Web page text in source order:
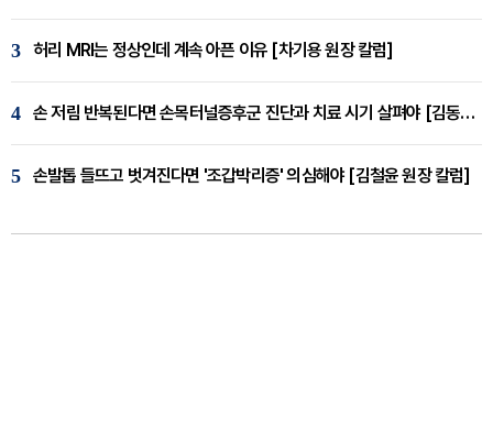
3 허리 MRI는 정상인데 계속 아픈 이유 [차기용 원장 칼럼]
4 손 저림 반복된다면 손목터널증후군 진단과 치료 시기 살펴야 [김동현 원장 칼럼]
5 손발톱 들뜨고 벗겨진다면 '조갑박리증' 의심해야 [김철윤 원장 칼럼]